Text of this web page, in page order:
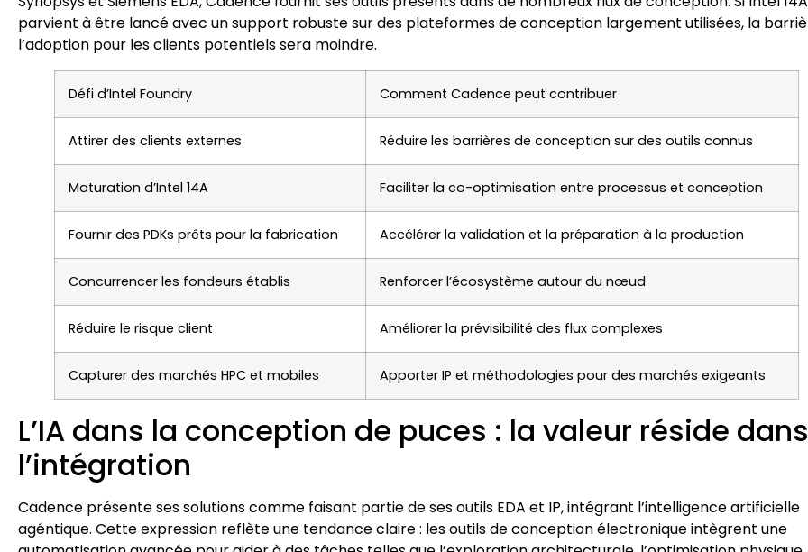
parvient à être lancé avec un support robuste sur des plateformes de conception largement utilisées, la
l’adoption pour les clients potentiels sera moindre.
Défi d’Intel Foundry Comment Cadence peut contribuer
Attirer des clients externes Réduire les barrières de conception sur des outils connus
Maturation d’Intel 14A Faciliter la co-optimisation entre processus et conception
Fournir des PDKs prêts pour la fabrication Accélérer la validation et la préparation à la production
Concurrencer les fondeurs établis Renforcer l’écosystème autour du nœud
Réduire le risque client Améliorer la prévisibilité des flux complexes
Capturer des marchés HPC et mobiles Apporter IP et méthodologies pour des marchés exigeants
L’IA dans la conception de puces : la valeur réside dans
l’intégration
Cadence présente ses solutions comme faisant partie de ses outils EDA et IP, intégrant l’intelligence artificielle
agéntique. Cette expression reflète une tendance claire : les outils de conception électronique intègrent une